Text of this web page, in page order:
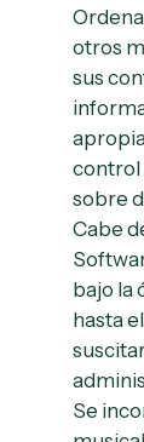
otros
sus
control
sobre
Cabe
bajo la
hasta
Se